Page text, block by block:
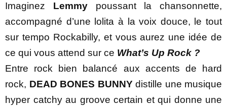
Imaginez Lemmypoussant la chansonnette,
accompagné d’une lolita à la voix douce, le tout
sur tempo Rockabilly, et vous aurez une idée de
ce qui vous attend sur ce What’s Up Rock ?
Entre rock bien balancé aux accents de hard
rock, DEAD BONES BUNNYdistille une musique
hyper catchy au groove certain et qui donne une